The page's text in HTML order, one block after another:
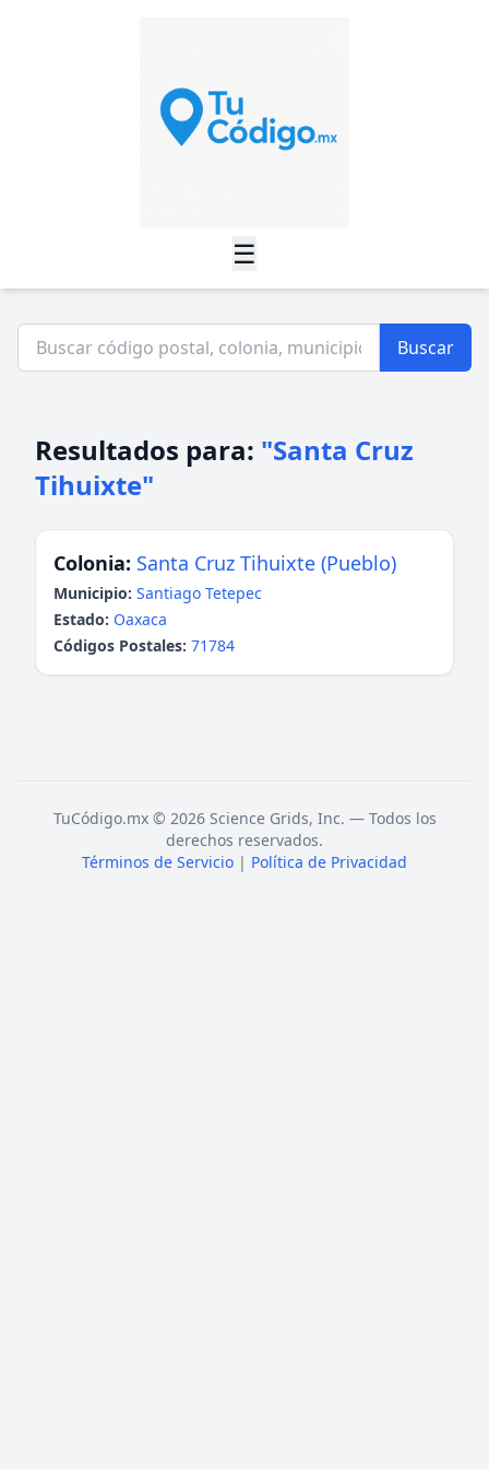
☰
Buscar
Resultados para: "Santa Cruz
Tihuixte"
Colonia: Santa Cruz Tihuixte (Pueblo)
Municipio: Santiago Tetepec
Estado: Oaxaca
Códigos Postales: 71784
TuCódigo.mx © 2026 Science Grids, Inc. — Todos los
derechos reservados.
Términos de Servicio | Política de Privacidad